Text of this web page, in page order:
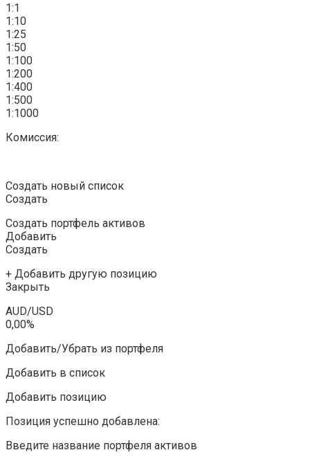
1:1
1:10
1:25
1:50
1:100
1:200
1:400
1:500
1:1000
Комиссия:
Создать новый список
Создать
Создать портфель активов
Добавить
Создать
+ Добавить другую позицию
Закрыть
AUD/USD
0,00%
Добавить/Убрать из портфеля
Добавить в список
Добавить позицию
Позиция успешно добавлена:
Введите название портфеля активов